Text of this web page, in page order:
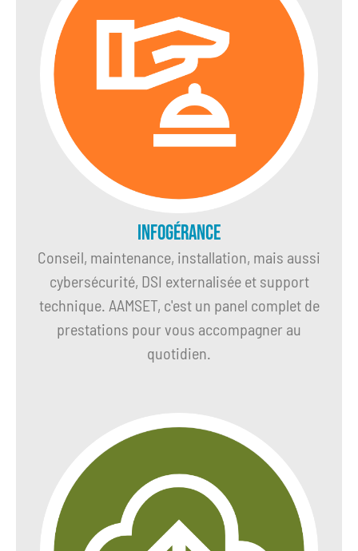
Infogérance
Conseil, maintenance, installation, mais aussi
cybersécurité, DSI externalisée et support
technique. AAMSET, c'est un panel complet de
prestations pour vous accompagner au
quotidien.